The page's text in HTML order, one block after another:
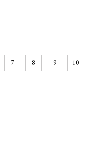
7 8 9 10